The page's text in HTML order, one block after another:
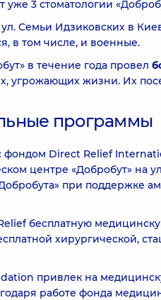
уже 3 стоматологии
Семьи Идзиковских в
в том числе, и военные.
в течение года провел
угрожающих жизни. Их
программы
фондом Direct Relief
центре «Добробут» на
при поддержке
бесплатную
хирургической,
привлек на
работе фонда